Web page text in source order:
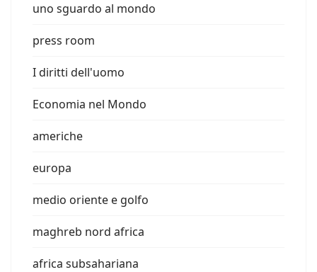
uno sguardo al mondo
press room
I diritti dell'uomo
Economia nel Mondo
americhe
europa
medio oriente e golfo
maghreb nord africa
africa subsahariana